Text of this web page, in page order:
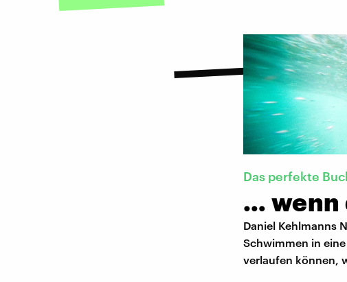
Das perfekte
… wenn
Daniel Kehlmanns
Schwimmen in
verlaufen können,